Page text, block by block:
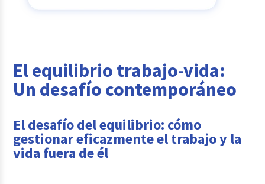
El equilibrio trabajo-vida:
Un desafío contemporáneo
El desafío del equilibrio: cómo
gestionar eficazmente el trabajo y la
vida fuera de él